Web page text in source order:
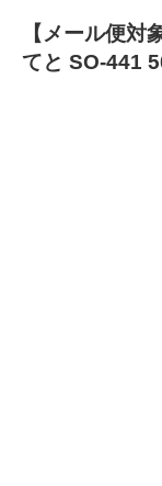
【メール便対
てと SO-441